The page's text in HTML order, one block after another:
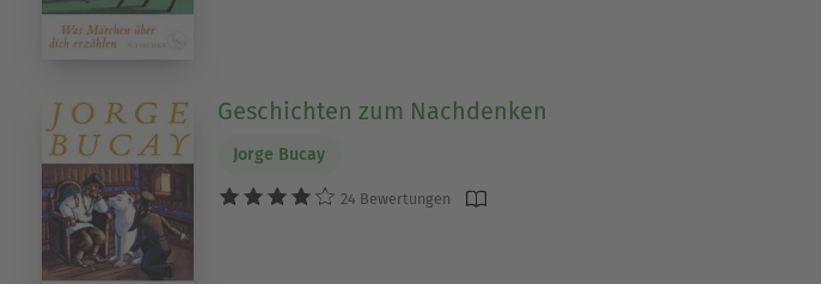
Geschichten zum Nachdenken
Jorge Bucay
24 Bewertungen